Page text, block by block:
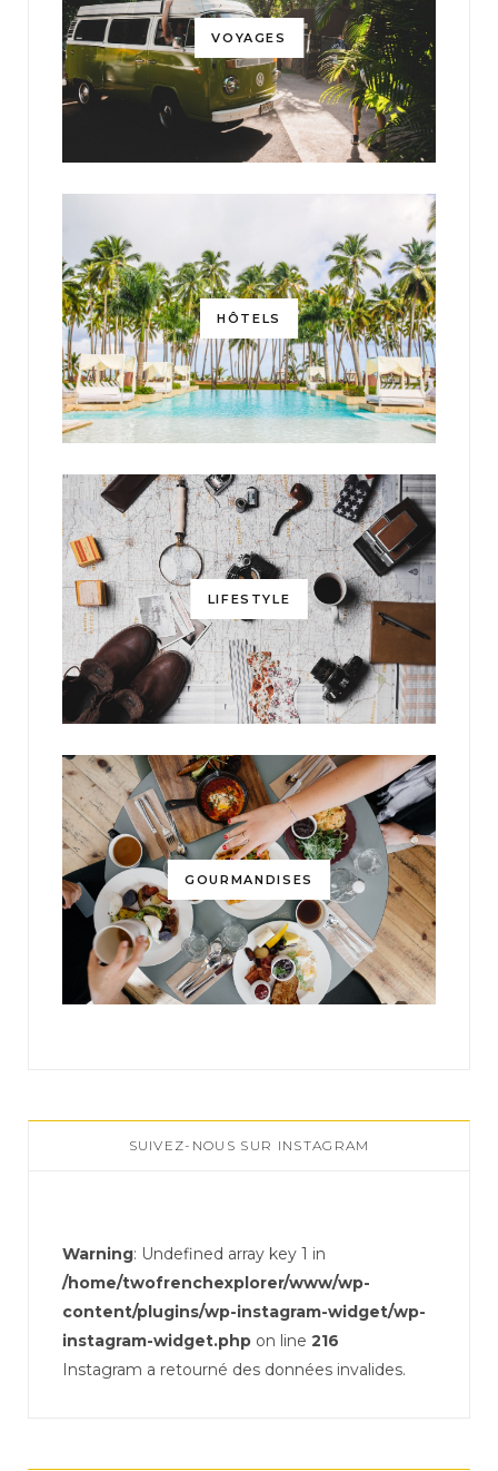
VOYAGES
HÔTELS
LIFESTYLE
GOURMANDISES
SUIVEZ-NOUS SUR INSTAGRAM
Warning: Undefined array key 1 in
/home/twofrenchexplorer/www/wp-
content/plugins/wp-instagram-widget/wp-
instagram-widget.php on line 216
Instagram a retourné des données invalides.